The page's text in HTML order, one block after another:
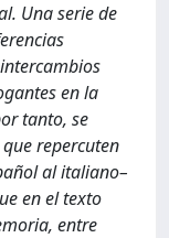
Una serie de
en la
tanto, se
repercuten
al italiano–
en el texto
entre